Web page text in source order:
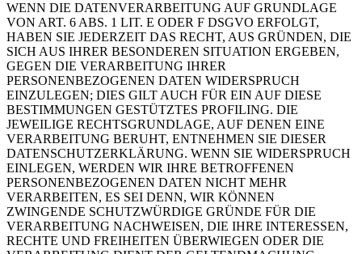
WENN DIE DATENVERARBEITUNG AUF GRUNDLAGE
VON ART. 6 ABS. 1 LIT. E ODER F DSGVO ERFOLGT,
HABEN SIE JEDERZEIT DAS RECHT, AUS GRÜNDEN, DIE
SICH AUS IHRER BESONDEREN SITUATION ERGEBEN,
GEGEN DIE VERARBEITUNG IHRER
PERSONENBEZOGENEN DATEN WIDERSPRUCH
EINZULEGEN; DIES GILT AUCH FÜR EIN AUF DIESE
BESTIMMUNGEN GESTÜTZTES PROFILING. DIE
JEWEILIGE RECHTSGRUNDLAGE, AUF DENEN EINE
VERARBEITUNG BERUHT, ENTNEHMEN SIE DIESER
DATENSCHUTZERKLÄRUNG. WENN SIE WIDERSPRUCH
EINLEGEN, WERDEN WIR IHRE BETROFFENEN
PERSONENBEZOGENEN DATEN NICHT MEHR
VERARBEITEN, ES SEI DENN, WIR KÖNNEN
ZWINGENDE SCHUTZWÜRDIGE GRÜNDE FÜR DIE
VERARBEITUNG NACHWEISEN, DIE IHRE INTERESSEN,
RECHTE UND FREIHEITEN ÜBERWIEGEN ODER DIE